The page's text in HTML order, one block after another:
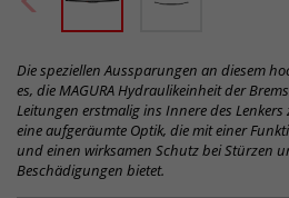
Die speziellen Aussparungen an diesem
es, die MAGURA Hydraulikeinheit der
Leitungen erstmalig ins Innere des
eine aufgeräumte Optik, die mit einer
und einen wirksamen Schutz bei Stürzen
Beschädigungen bietet.